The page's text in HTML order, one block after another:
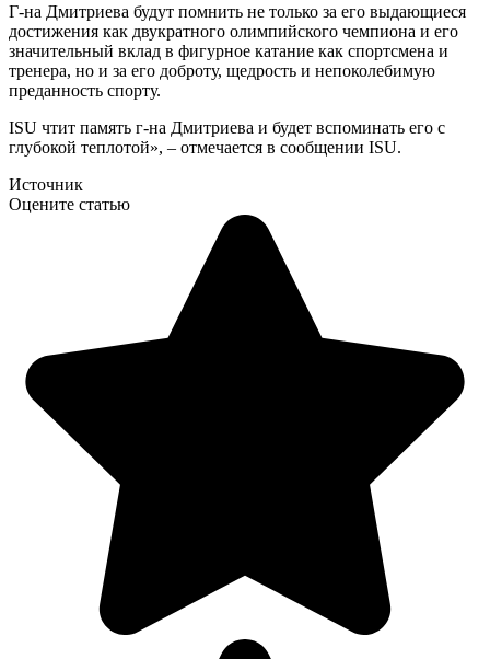
Г-на Дмитриева будут помнить не только за его выдающиеся
достижения как двукратного олимпийского чемпиона и его
значительный вклад в фигурное катание как спортсмена и
тренера, но и за его доброту, щедрость и непоколебимую
преданность спорту.
ISU чтит память г-на Дмитриева и будет вспоминать его с
глубокой теплотой», – отмечается в сообщении ISU.
Источник
Оцените статью